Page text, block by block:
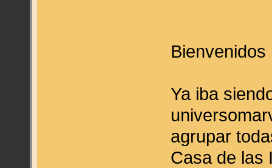
Ya iba
agrupar
Casa de las